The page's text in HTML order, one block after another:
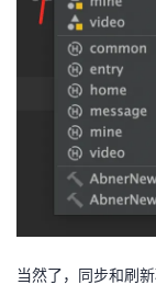
当然了，同步和刷